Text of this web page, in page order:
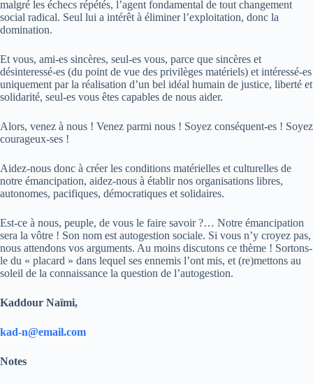
malgré les échecs répétés, l’agent fondamental de tout changement
social radical. Seul lui a intérêt à éliminer l’exploitation, donc la
domination.
Et vous, ami-es sincères, seul-es vous, parce que sincères et
désinteressé-es (du point de vue des privilèges matériels) et intéressé-es
uniquement par la réalisation d’un bel idéal humain de justice, liberté et
solidarité, seul-es vous êtes capables de nous aider.
Alors, venez à nous ! Venez parmi nous ! Soyez conséquent-es ! Soyez
courageux-ses !
Aidez-nous donc à créer les conditions matérielles et culturelles de
notre émancipation, aidez-nous à établir nos organisations libres,
autonomes, pacifiques, démocratiques et solidaires.
Est-ce à nous, peuple, de vous le faire savoir ?… Notre émancipation
sera la vôtre ! Son nom est autogestion sociale. Si vous n’y croyez pas,
nous attendons vos arguments. Au moins discutons ce thème ! Sortons-
le du « placard » dans lequel ses ennemis l’ont mis, et (re)mettons au
soleil de la connaissance la question de l’autogestion.
Kaddour Naïmi,
kad-n@email.com
Notes